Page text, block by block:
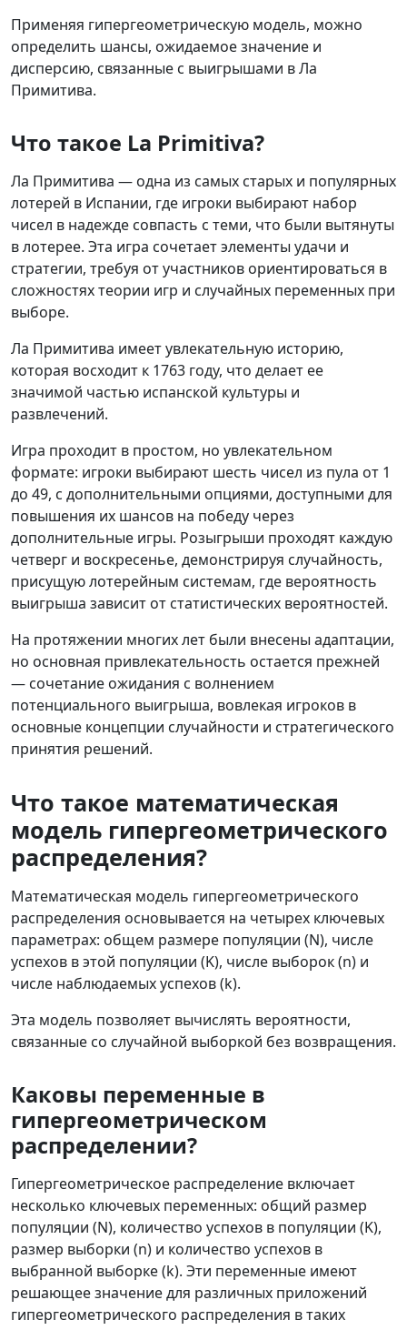
Применяя гипергеометрическую модель, можно
определить шансы, ожидаемое значение и
дисперсию, связанные с выигрышами в Ла
Примитива.
Что такое La Primitiva?
Ла Примитивa — одна из самых старых и популярных
лотерей в Испании, где игроки выбирают набор
чисел в надежде совпасть с теми, что были вытянуты
в лотерее. Эта игра сочетает элементы удачи и
стратегии, требуя от участников ориентироваться в
сложностях теории игр и случайных переменных при
выборе.
Ла Примитивa имеет увлекательную историю,
которая восходит к 1763 году, что делает ее
значимой частью испанской культуры и
развлечений.
Игра проходит в простом, но увлекательном
формате: игроки выбирают шесть чисел из пула от 1
до 49, с дополнительными опциями, доступными для
повышения их шансов на победу через
дополнительные игры. Розыгрыши проходят каждую
четверг и воскресенье, демонстрируя случайность,
присущую лотерейным системам, где вероятность
выигрыша зависит от статистических вероятностей.
На протяжении многих лет были внесены адаптации,
но основная привлекательность остается прежней
— сочетание ожидания с волнением
потенциального выигрыша, вовлекая игроков в
основные концепции случайности и стратегического
принятия решений.
Что такое математическая
модель гипергеометрического
распределения?
Математическая модель гипергеометрического
распределения основывается на четырех ключевых
параметрах: общем размере популяции (N), числе
успехов в этой популяции (K), числе выборок (n) и
числе наблюдаемых успехов (k).
Эта модель позволяет вычислять вероятности,
связанные со случайной выборкой без возвращения.
Каковы переменные в
гипергеометрическом
распределении?
Гипергеометрическое распределение включает
несколько ключевых переменных: общий размер
популяции (N), количество успехов в популяции (K),
размер выборки (n) и количество успехов в
выбранной выборке (k). Эти переменные имеют
решающее значение для различных приложений
гипергеометрического распределения в таких